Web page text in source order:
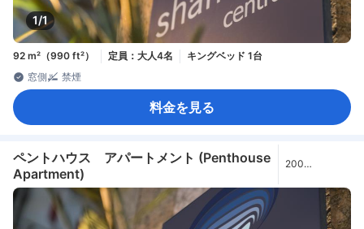
1/1
92 m²（990 ft²） 定員：大人4名
キングベッド 1台
窓側
禁煙
料金を見る
ペントハウス アパートメント (Penthouse
Apartment)
200
ft²）